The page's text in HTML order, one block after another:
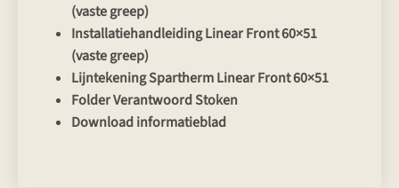
(vaste greep)
Installatiehandleiding Linear Front 60×51
(vaste greep)
Lijntekening Spartherm Linear Front 60×51
Folder Verantwoord Stoken
Download informatieblad